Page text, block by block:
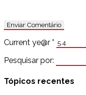
Current ye@r *
Pesquisar por:
Tópicos recentes